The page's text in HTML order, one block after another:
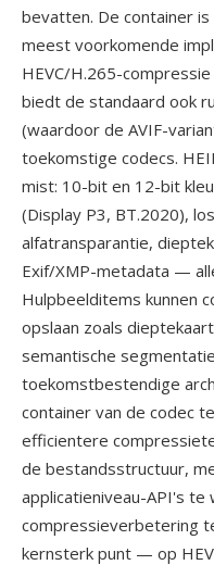
bevatten. De container
meest voorkomende
HEVC/H.265-
biedt de standaard ook
(waardoor de AVIF-
toekomstige codecs.
mist: 10-bit en 12-bit
(Display P3, BT.2020),
alfatransparantie,
Exif/XMP-metadata —
Hulpbeelditems kunnen
opslaan zoals
semantische
toekomstbestendige
container van de codec
efficientere
de bestandsstructuur,
applicatieniveau-API's te
compressieverbetering
kernsterk punt — op